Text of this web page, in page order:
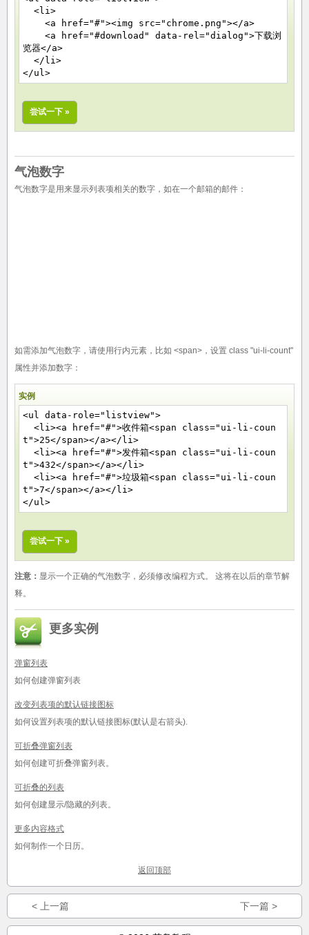
<li>
<a href="#"><img src="chrome.png"></a>
<a href="#download" data-rel="dialog">下载浏
览器</a>
</li>
</ul>
尝试一下 »
气泡数字
气泡数字是用来显示列表项相关的数字，如在一个邮箱的邮件：
如需添加气泡数字，请使用行内元素，比如 <span>，设置 class "ui-li-count"
属性并添加数字：
实例
<ul data-role="listview">
<li><a href="#">收件箱<span class="ui-li-coun
t">25</span></a></li>
<li><a href="#">发件箱<span class="ui-li-coun
t">432</span></a></li>
<li><a href="#">垃圾箱<span class="ui-li-coun
t">7</span></a></li>
</ul>
尝试一下 »
注意： 显示一个正确的气泡数字，必须修改编程方式。 这将在以后的章节解
释。
更多实例
弹窗列表
如何创建弹窗列表
改变列表项的默认链接图标
如何设置列表项的默认链接图标(默认是右箭头).
可折叠弹窗列表
如何创建可折叠弹窗列表。
可折叠的列表
如何创建显示/隐藏的列表。
更多内容格式
如何制作一个日历。
返回顶部
< 上一篇 下一篇 >